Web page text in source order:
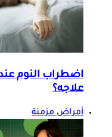
اضطراب النوم
علاجه؟
أمراض مزمنة